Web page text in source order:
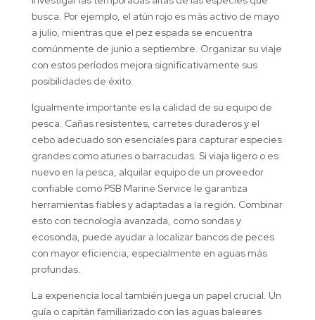
busca. Por ejemplo, el atún rojo es más activo de mayo
a julio, mientras que el pez espada se encuentra
comúnmente de junio a septiembre. Organizar su viaje
con estos períodos mejora significativamente sus
posibilidades de éxito.
Igualmente importante es la calidad de su equipo de
pesca. Cañas resistentes, carretes duraderos y el
cebo adecuado son esenciales para capturar especies
grandes como atunes o barracudas. Si viaja ligero o es
nuevo en la pesca, alquilar equipo de un proveedor
confiable como PSB Marine Service le garantiza
herramientas fiables y adaptadas a la región. Combinar
esto con tecnología avanzada, como sondas y
ecosonda, puede ayudar a localizar bancos de peces
con mayor eficiencia, especialmente en aguas más
profundas.
La experiencia local también juega un papel crucial. Un
guía o capitán familiarizado con las aguas baleares